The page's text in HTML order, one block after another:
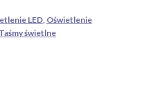
LED, Oświetlenie
Taśmy świetlne